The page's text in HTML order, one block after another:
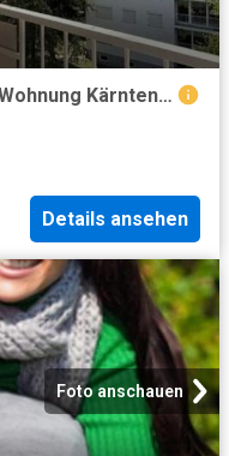
Zu Verkaufen 3 Schlafzimmer Wohnung Kärnten Kärnten DS104684316
Details ansehen
Foto anschauen